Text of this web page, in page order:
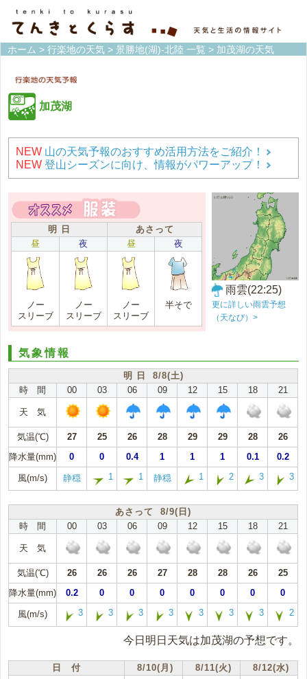
ホーム > 行楽地の天気 > 景勝地(湖)-北陸 一覧 > 加茂湖の天気
加茂湖
NEW 山の天気予報のおすすめ活用方法をご紹介！
NEW 登山シーズンに向け、情報がパワーアップ！
明 日
あさって
昼
夜 昼 夜
ノー
スリーブ
ノー
スリーブ
ノー
スリーブ
半そで
雨雲(22:25)
更に詳しい雨雲予想
（天なび）>
気象情報
明 日 8/8(土)
時 間
00 03 06 09 12 15 18 21
天 気
気温(℃) 27 25 26 28 29 29 28
26
降水量(mm)
0 0 0.4 1 1 1 0.1 0.2
風(m/s) 静穏 1 1 静穏 1 2 3 3
あさって 8/9(日)
時 間
00 03 06 09 12 15 18 21
天 気
気温(℃) 26 26 26 27 28 28 26
25
降水量(mm)
0.2 0 0 0 0 0 0 0
風(m/s) 3 3 3 3 3 3 3 2
今日明日天気は加茂湖の予想です。
日 付 8/10(月) 8/11(火) 8/12(水)